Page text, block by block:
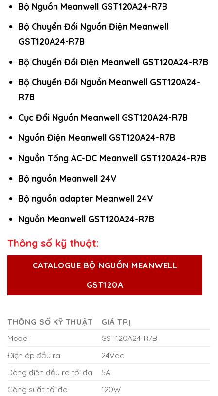
Bộ Nguồn Meanwell GST120A24-R7B
Bộ Chuyển Đổi Nguồn Điện Meanwell
GST120A24-R7B
Bộ Chuyển Đổi Điện Meanwell GST120A24-R7B
Bộ Chuyển Đổi Nguồn Meanwell GST120A24-
R7B
Cục Đổi Nguồn Meanwell GST120A24-R7B
Nguồn Điện Meanwell GST120A24-R7B
Nguồn Tổng AC-DC Meanwell GST120A24-R7B
Bộ nguồn Meanwell 24V
Bộ nguồn adapter Meanwell 24V
Nguồn Meanwell GST120A24-R7B
Thông số kỹ thuật:
CATALOGUE BỘ NGUỒN MEANWELL
GST120A
THÔNG SỐ KỸ THUẬT
GIÁ TRỊ
Model
GST120A24-R7B
Điện áp đầu ra
24Vdc
Dòng điện đầu ra tối đa
5A
Công suất tối đa
120W